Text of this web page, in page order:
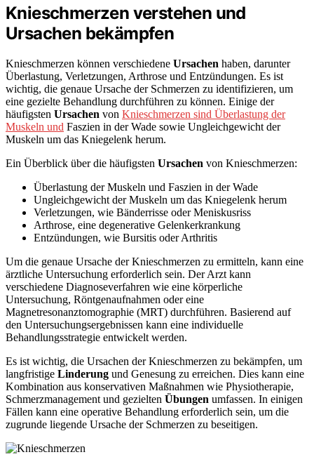
Knieschmerzen verstehen und
Ursachen bekämpfen
Knieschmerzen können verschiedene Ursachen haben, darunter
Überlastung, Verletzungen, Arthrose und Entzündungen. Es ist
wichtig, die genaue Ursache der Schmerzen zu identifizieren, um
eine gezielte Behandlung durchführen zu können. Einige der
häufigsten Ursachen von Knieschmerzen sind Überlastung der
Muskeln und Faszien in der Wade sowie Ungleichgewicht der
Muskeln um das Kniegelenk herum.
Ein Überblick über die häufigsten Ursachen von Knieschmerzen:
Überlastung der Muskeln und Faszien in der Wade
Ungleichgewicht der Muskeln um das Kniegelenk herum
Verletzungen, wie Bänderrisse oder Meniskusriss
Arthrose, eine degenerative Gelenkerkrankung
Entzündungen, wie Bursitis oder Arthritis
Um die genaue Ursache der Knieschmerzen zu ermitteln, kann eine
ärztliche Untersuchung erforderlich sein. Der Arzt kann
verschiedene Diagnoseverfahren wie eine körperliche
Untersuchung, Röntgenaufnahmen oder eine
Magnetresonanztomographie (MRT) durchführen. Basierend auf
den Untersuchungsergebnissen kann eine individuelle
Behandlungsstrategie entwickelt werden.
Es ist wichtig, die Ursachen der Knieschmerzen zu bekämpfen, um
langfristige Linderung und Genesung zu erreichen. Dies kann eine
Kombination aus konservativen Maßnahmen wie Physiotherapie,
Schmerzmanagement und gezielten Übungen umfassen. In einigen
Fällen kann eine operative Behandlung erforderlich sein, um die
zugrunde liegende Ursache der Schmerzen zu beseitigen.